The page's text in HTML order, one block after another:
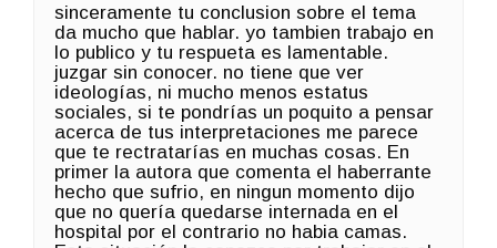
sinceramente tu conclusion sobre el tema
da mucho que hablar. yo tambien trabajo en
lo publico y tu respueta es lamentable.
juzgar sin conocer. no tiene que ver
ideologías, ni mucho menos estatus
sociales, si te pondrías un poquito a pensar
acerca de tus interpretaciones me parece
que te rectratarías en muchas cosas. En
primer la autora que comenta el haberrante
hecho que sufrio, en ningun momento dijo
que no quería quedarse internada en el
hospital por el contrario no habia camas.